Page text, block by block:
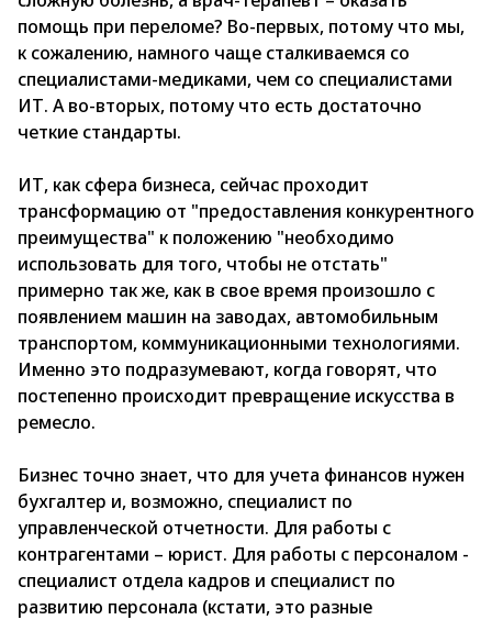
помощь при переломе? Во-первых, потому что мы,
к сожалению, намного чаще сталкиваемся со
специалистами-медиками, чем со специалистами
ИТ. А во-вторых, потому что есть достаточно
четкие стандарты.
ИТ, как сфера бизнеса, сейчас проходит
трансформацию от "предоставления конкурентного
преимущества" к положению "необходимо
использовать для того, чтобы не отстать"
примерно так же, как в свое время произошло с
появлением машин на заводах, автомобильным
транспортом, коммуникационными технологиями.
Именно это подразумевают, когда говорят, что
постепенно происходит превращение искусства в
ремесло.
Бизнес точно знает, что для учета финансов нужен
бухгалтер и, возможно, специалист по
управленческой отчетности. Для работы с
контрагентами – юрист. Для работы с персоналом -
специалист отдела кадров и специалист по
развитию персонала (кстати, это разные